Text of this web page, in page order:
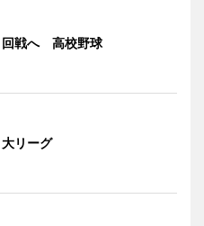
回戦へ 高校野球
リーグ